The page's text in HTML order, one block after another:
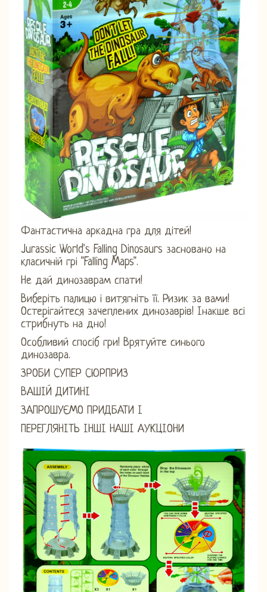
Фантастична аркадна гра для дітей!
Jurassic World's Falling Dinosaurs засновано на
класичній грі "Falling Maps".
Не дай динозаврам спати!
Виберіть палицю і витягніть її. Ризик за вами!
Остерігайтеся зачеплених динозаврів! Інакше всі
стрибнуть на дно!
Особливий спосіб гри! Врятуйте синього
динозавра.
ЗРОБИ СУПЕР СЮРПРИЗ
ВАШІЙ ДИТИНІ
ЗАПРОШУЄМО ПРИДБАТИ І
ПЕРЕГЛЯНІТЬ ІНШІ НАШІ АУКЦІОНИ